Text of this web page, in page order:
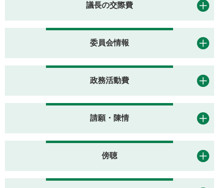
議長の交際費
委員会情報
政務活動費
請願・陳情
傍聴